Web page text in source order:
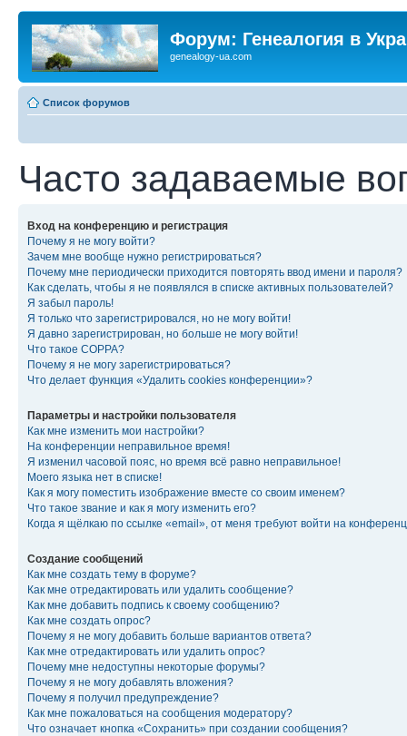
Форум: Генеалогия в
genealogy-ua.com
Список форумов
Часто задаваемые
Вход на конференцию и регистрация
Почему я не могу войти?
Зачем мне вообще нужно регистрироваться?
Почему мне периодически приходится повторять ввод имени и пароля?
Как сделать, чтобы я не появлялся в списке активных пользователей?
Я забыл пароль!
Я только что зарегистрировался, но не могу войти!
Я давно зарегистрирован, но больше не могу войти!
Что такое COPPA?
Почему я не могу зарегистрироваться?
Что делает функция «Удалить cookies конференции»?
Параметры и настройки пользователя
Как мне изменить мои настройки?
На конференции неправильное время!
Я изменил часовой пояс, но время всё равно неправильное!
Моего языка нет в списке!
Как я могу поместить изображение вместе со своим именем?
Что такое звание и как я могу изменить его?
Когда я щёлкаю по ссылке «email», от меня требуют войти на
Создание сообщений
Как мне создать тему в форуме?
Как мне отредактировать или удалить сообщение?
Как мне добавить подпись к своему сообщению?
Как мне создать опрос?
Почему я не могу добавить больше вариантов ответа?
Как мне отредактировать или удалить опрос?
Почему мне недоступны некоторые форумы?
Почему я не могу добавлять вложения?
Почему я получил предупреждение?
Как мне пожаловаться на сообщения модератору?
Что означает кнопка «Сохранить» при создании сообщения?